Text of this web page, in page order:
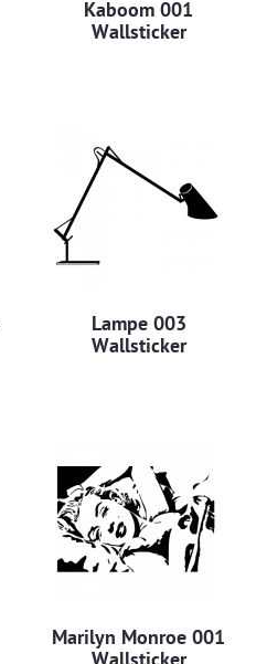
Kaboom 001
Wallsticker
Lampe 003
Wallsticker
Marilyn Monroe 001